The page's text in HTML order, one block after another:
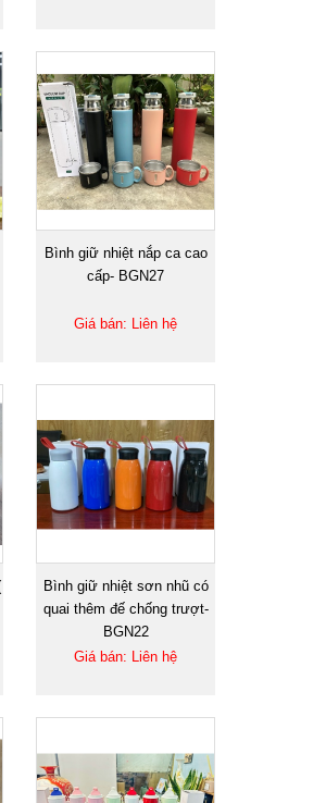
Bình giữ nhiệt nắp ca cao
cấp- BGN27
Giá bán: Liên hệ
Bình giữ nhiệt sơn nhũ có
quai thêm đế chống trượt-
BGN22
Giá bán: Liên hệ